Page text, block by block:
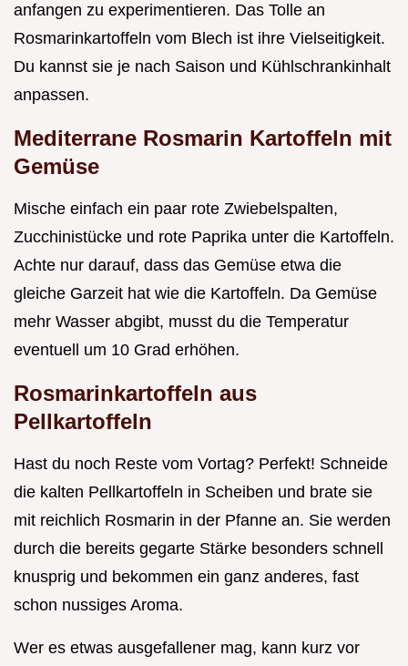
anfangen zu experimentieren. Das Tolle an
Rosmarinkartoffeln vom Blech ist ihre Vielseitigkeit.
Du kannst sie je nach Saison und Kühlschrankinhalt
anpassen.
Mediterrane Rosmarin Kartoffeln mit
Gemüse
Mische einfach ein paar rote Zwiebelspalten,
Zucchinistücke und rote Paprika unter die Kartoffeln.
Achte nur darauf, dass das Gemüse etwa die
gleiche Garzeit hat wie die Kartoffeln. Da Gemüse
mehr Wasser abgibt, musst du die Temperatur
eventuell um 10 Grad erhöhen.
Rosmarinkartoffeln aus
Pellkartoffeln
Hast du noch Reste vom Vortag? Perfekt! Schneide
die kalten Pellkartoffeln in Scheiben und brate sie
mit reichlich Rosmarin in der Pfanne an. Sie werden
durch die bereits gegarte Stärke besonders schnell
knusprig und bekommen ein ganz anderes, fast
schon nussiges Aroma.
Wer es etwas ausgefallener mag, kann kurz vor